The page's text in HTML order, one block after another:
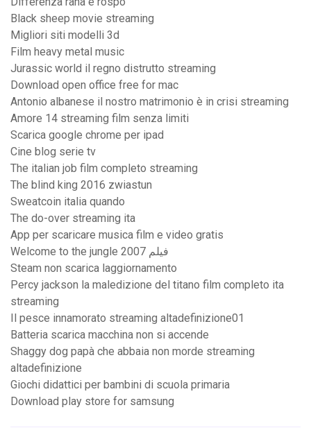
Black sheep movie streaming
Migliori siti modelli 3d
Film heavy metal music
Jurassic world il regno distrutto streaming
Download open office free for mac
Antonio albanese il nostro matrimonio è in crisi streaming
Amore 14 streaming film senza limiti
Scarica google chrome per ipad
Cine blog serie tv
The italian job film completo streaming
The blind king 2016 zwiastun
Sweatcoin italia quando
The do-over streaming ita
App per scaricare musica film e video gratis
Welcome to the jungle 2007 فیلم
Steam non scarica laggiornamento
Percy jackson la maledizione del titano film completo ita
streaming
Il pesce innamorato streaming altadefinizione01
Batteria scarica macchina non si accende
Shaggy dog papà che abbaia non morde streaming
altadefinizione
Giochi didattici per bambini di scuola primaria
Download play store for samsung